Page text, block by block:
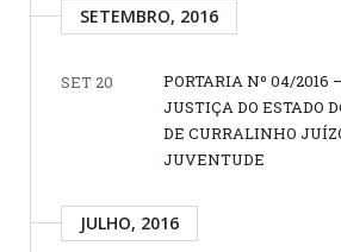
SETEMBRO, 2016
SET 20
PORTARIA Nº 04/2016
JUSTIÇA DO ESTADO
DE CURRALINHO
JUVENTUDE
JULHO, 2016